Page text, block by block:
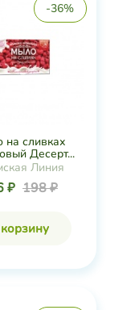
-36%
сливках
Десерт...
Линия
₽ 198 ₽